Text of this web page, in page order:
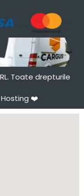
Toate drepturile
❤️